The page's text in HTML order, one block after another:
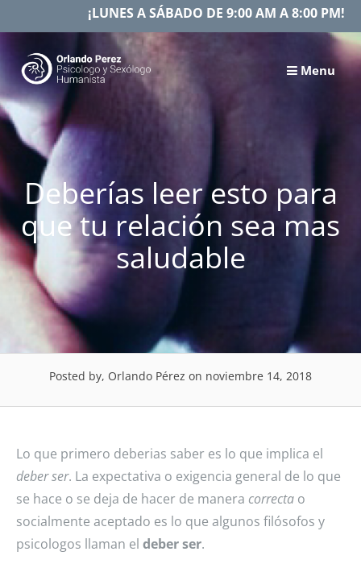
to
content
¡LUNES A SÁBADO DE 9:00 AM A 8:00 PM!
Menu
Deberías leer esto para
que tu relación sea mas
saludable
Posted by, Orlando Pérez on noviembre 14, 2018
Lo que primero deberias saber es lo que implica el
deber ser. La expectativa o exigencia general de lo que
se hace o se deja de hacer de manera correcta o
socialmente aceptado es lo que algunos filósofos y
psicologos llaman el deber ser.